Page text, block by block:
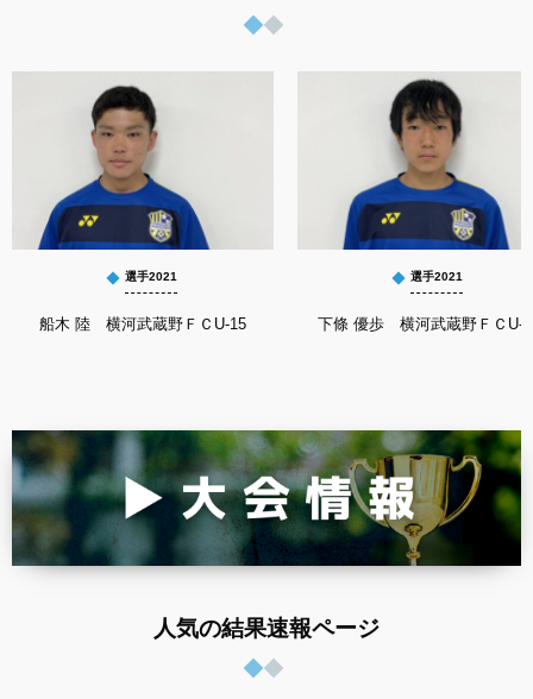
選手2021
船木 陸 横河武蔵野ＦＣU-15
選手2021
下條 優歩 横河武蔵野ＦＣU-
人気の結果速報ページ